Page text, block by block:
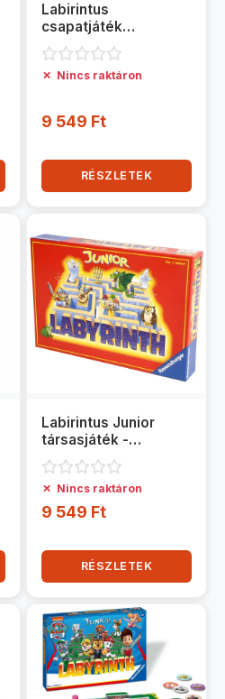
Labirintus
csapatjáték
társasjáték -
Ravensburger
✗ Nincs raktáron
9 549 Ft
RÉSZLETEK
Labirintus Junior
társasjáték -
Ravensburger
✗ Nincs raktáron
9 549 Ft
RÉSZLETEK